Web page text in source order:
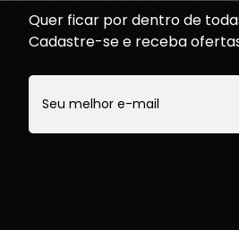
Quer ficar por dentro de
Cadastre-se e receba